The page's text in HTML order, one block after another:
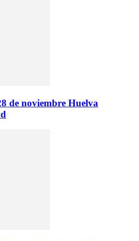
de noviembre Huelva